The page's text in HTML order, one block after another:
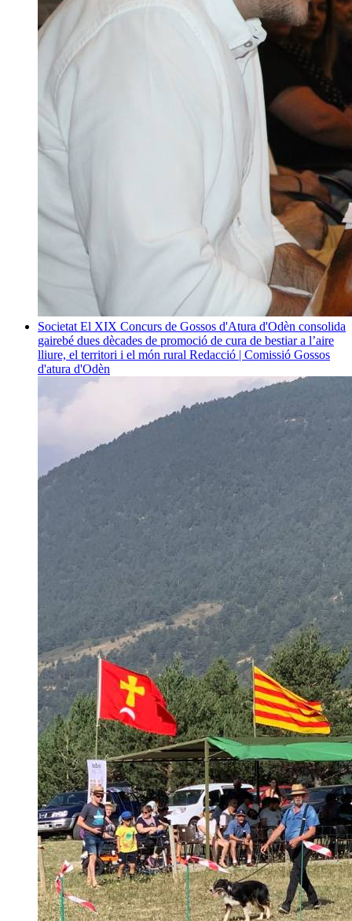
Societat El XIX Concurs de Gossos d'Atura d'Odèn consolida
gairebé dues dècades de promoció de cura de bestiar a l’aire
lliure, el territori i el món rural Redacció | Comissió Gossos
d'atura d'Odèn